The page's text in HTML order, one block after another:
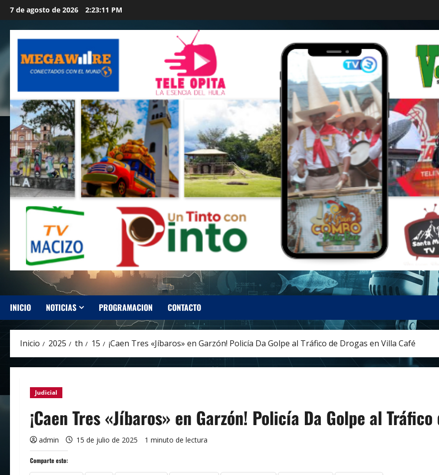
Saltar
contenido
7 de agosto de 2026 2:23:13 PM
INICIO NOTICIAS PROGRAMACION CONTACTO
Inicio 2025 th 15 ¡Caen Tres «Jíbaros» en Garzón! Policía Da Golpe al Tráfico de Drogas en Villa Café
Judicial
¡Caen Tres «Jíbaros» en Garzón! Policía Da Golpe al
admin 15 de julio de 2025 1 minuto de lectura
Comparte esto: